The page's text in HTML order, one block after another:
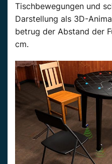
Tischbewegungen und
Darstellung als 3D-
betrug der Abstand der
cm.